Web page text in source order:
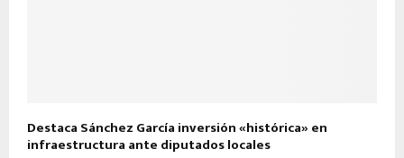
Destaca Sánchez García inversión «histórica» en
infraestructura ante diputados locales